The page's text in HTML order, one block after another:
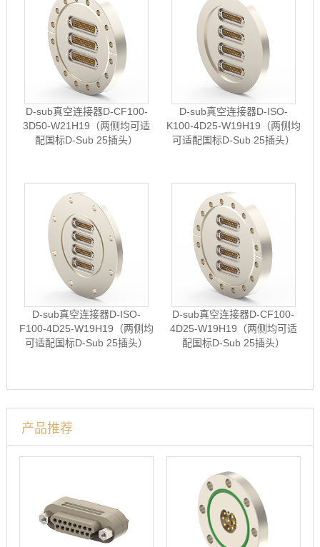
D-sub真空连接器D-CF100-
3D50-W21H19（两侧均可适
配国标D-Sub 25插头）
D-sub真空连接器D-ISO-
K100-4D25-W19H19（两侧均
可适配国标D-Sub 25插头）
D-sub真空连接器D-ISO-
F100-4D25-W19H19（两侧均
可适配国标D-Sub 25插头）
D-sub真空连接器D-CF100-
4D25-W19H19（两侧均可适
配国标D-Sub 25插头）
产品推荐